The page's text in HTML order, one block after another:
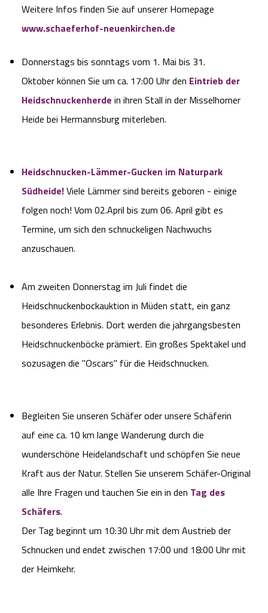
Weitere Infos finden Sie auf unserer Homepage
www.schaeferhof-neuenkirchen.de
Donnerstags bis sonntags vom 1. Mai bis 31.
Oktober können Sie um ca. 17:00 Uhr den Eintrieb der
Heidschnuckenherde in ihren Stall in der Misselhorner
Heide bei Hermannsburg miterleben.
Heidschnucken-Lämmer-Gucken im Naturpark
Südheide!Viele Lämmer sind bereits geboren - einige
folgen noch! Vom 02.April bis zum 06. April gibt es
Termine, um sich den schnuckeligen Nachwuchs
anzuschauen.
Am zweiten Donnerstag im Juli findet die
Heidschnuckenbockauktion in Müden statt, ein ganz
besonderes Erlebnis. Dort werden die jahrgangsbesten
Heidschnuckenböcke prämiert. Ein großes Spektakel und
sozusagen die "Oscars" für die Heidschnucken.
Begleiten Sie unseren Schäfer oder unsere Schäferin
auf eine ca. 10 km lange Wanderung durch die
wunderschöne Heidelandschaft und schöpfen Sie neue
Kraft aus der Natur. Stellen Sie unserem Schäfer-Original
alle Ihre Fragen und tauchen Sie ein in den Tag des
Schäfers.
Der Tag beginnt um 10:30 Uhr mit dem Austrieb der
Schnucken und endet zwischen 17:00 und 18:00 Uhr mit
der Heimkehr.